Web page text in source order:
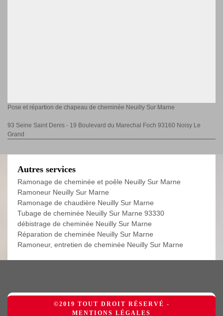
Pose et répartion de chapeau de cheminée Neuilly Sur Marne
93 Seine Saint Denis - 19 Boulevard du Marechal Foch 93160 Noisy Le
Grand
Autres services
Ramonage de cheminée et poêle Neuilly Sur Marne
Ramoneur Neuilly Sur Marne
Ramonage de chaudière Neuilly Sur Marne
Tubage de cheminée Neuilly Sur Marne 93330
débistrage de cheminée Neuilly Sur Marne
Réparation de cheminée Neuilly Sur Marne
Ramoneur, entretien de cheminée Neuilly Sur Marne
©2019 TOUT DROIT RÉSERVÉ -
MENTIONS LÉGALES